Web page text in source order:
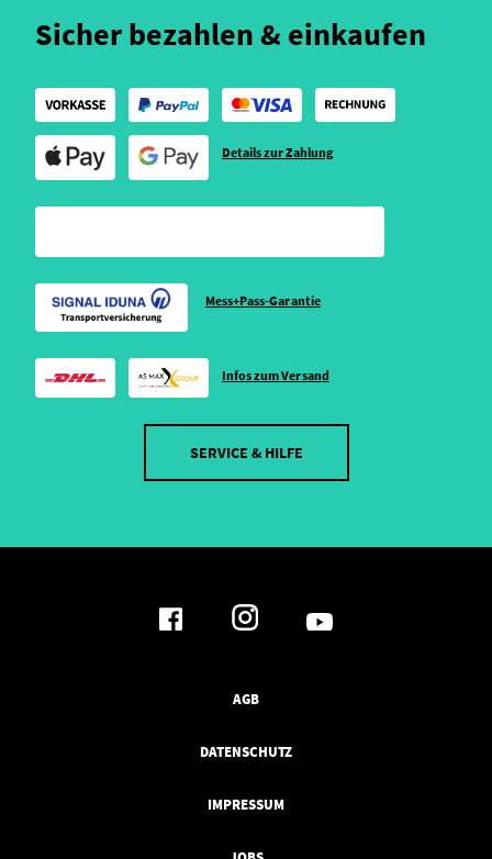
Sicher bezahlen & einkaufen
Details zur Zahlung
Mess+Pass-Garantie
Infos zum Versand
SERVICE & HILFE
AGB
DATENSCHUTZ
IMPRESSUM